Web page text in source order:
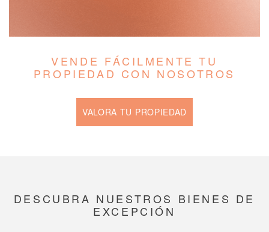
VENDE FÁCILMENTE TU
PROPIEDAD CON NOSOTROS
VALORA TU PROPIEDAD
DESCUBRA NUESTROS BIENES DE
EXCEPCIÓN